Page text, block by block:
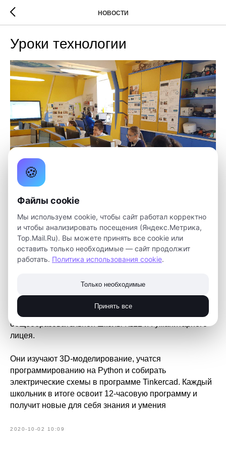
НОВОСТИ
Уроки технологии
Чем занимаются ребята на уроках технологии?
Второй год в детском технопарке "Кванториум"
проходят уроки технологии, на которых ребята из
Сейчас у нас занимаются ребята из средней
общеобразовательной школы №12 и Гуманитарного
лицея.
Они изучают 3D-моделирование, учатся
программированию на Python и собирать
электрические схемы в программе Tinkercad. Каждый
школьник в итоге освоит 12-часовую программу и
получит новые для себя знания и умения
2020-10-02 10:09
🍪
Файлы cookie
Мы используем cookie, чтобы сайт работал корректно
и чтобы анализировать посещения (Яндекс.Метрика,
Top.Mail.Ru). Вы можете принять все cookie или
оставить только необходимые — сайт продолжит
работать. Политика использования cookie.
Только необходимые
Принять все